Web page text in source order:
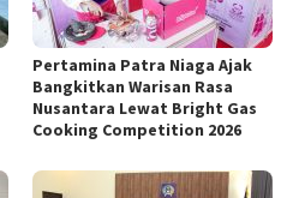
Pertamina Patra Niaga Ajak
Bangkitkan Warisan Rasa
Nusantara Lewat Bright Gas
Cooking Competition 2026